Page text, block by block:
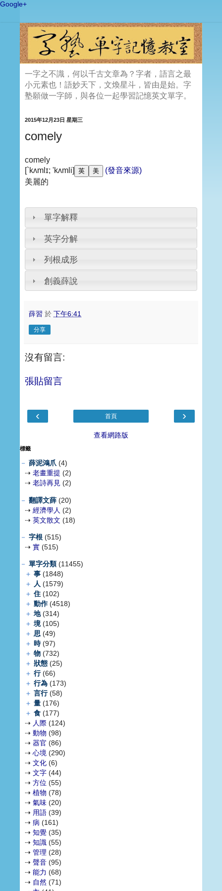
Google+
一字之不識，何以千古文章為？字者，語言之最
小元素也！語妙天下，文煥星斗，皆由是始。字
塾願做一字師，與各位一起學習記憶英文單字。
2015年12月23日 星期三
comely
comely
[`kʌmlɪ; 'kʌmli]
(發音來源)
美麗的
單字解釋
英字分解
列根成形
創義薛說
薛習 於 下午6:41
分享
沒有留言:
張貼留言
‹ ›
首頁
查看網路版
標籤
－ 薛泥鴻爪 (4)
⇢ 老畫重提 (2)
⇢ 老詩再見 (2)
－ 翻譯文薛 (20)
⇢ 經濟學人 (2)
⇢ 英文散文 (18)
－ 字根 (515)
⇢ 實 (515)
－ 單字分類(11455)
＋ 事 (1848)
＋ 人 (1579)
＋ 住 (102)
＋ 動作(4518)
＋ 地(314)
＋ 境(105)
＋ 思 (49)
＋ 時(97)
＋ 物 (732)
＋ 狀態 (25)
＋ 行(66)
＋ 行為 (173)
＋ 言行(58)
＋ 量 (176)
＋ 食 (177)
⇢ 人際 (124)
⇢ 動物 (98)
⇢ 器官 (86)
⇢ 心境 (290)
⇢ 文化 (6)
⇢ 文字 (44)
⇢ 方位 (55)
⇢ 植物 (78)
⇢ 氣味 (20)
⇢ 用語 (39)
⇢ 病 (161)
⇢ 知覺 (35)
⇢ 知識 (55)
⇢ 管理 (28)
⇢ 聲音 (95)
⇢ 能力 (68)
⇢ 自然 (71)